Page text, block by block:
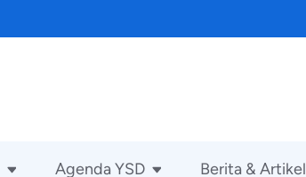
Agenda YSD Berita & Artikel